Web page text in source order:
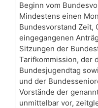
Beginn vom
Mindestens einen
Bundesvorstand Zeit,
eingegangenen
Sitzungen der
Tarifkommission, der
Bundesjugendtag
und der
Vorstände der
unmittelbar vor,